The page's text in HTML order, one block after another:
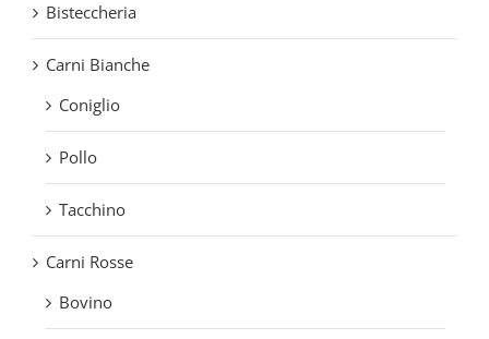
Bisteccheria
Carni Bianche
Coniglio
Pollo
Tacchino
Carni Rosse
Bovino